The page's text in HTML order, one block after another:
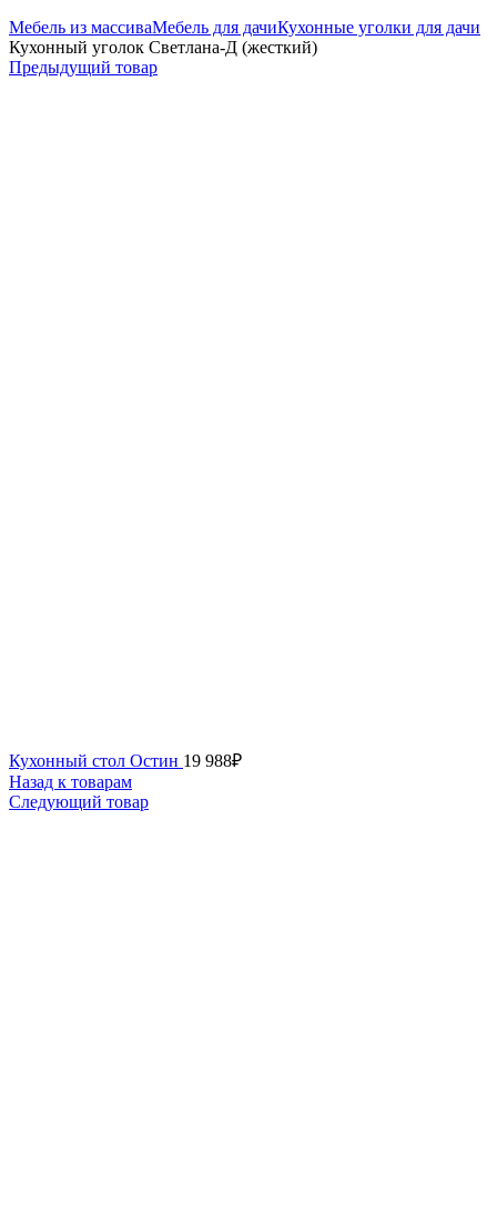
Мебель из массиваМебель для дачиКухонные уголки для дачи
Кухонный уголок Светлана-Д (жесткий)
Предыдущий товар
Кухонный стол Остин 19 988₽
Назад к товарам
Следующий товар